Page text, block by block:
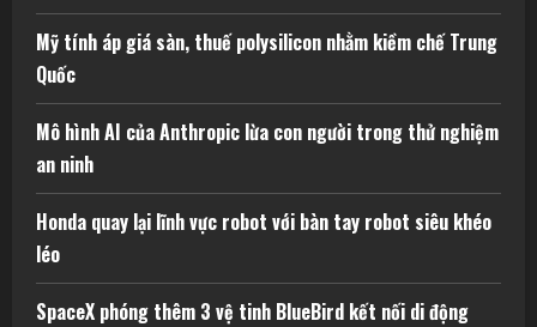
Mỹ tính áp giá sàn, thuế polysilicon nhằm kiềm chế Trung
Quốc
Mô hình AI của Anthropic lừa con người trong thử nghiệm
an ninh
Honda quay lại lĩnh vực robot với bàn tay robot siêu khéo
léo
SpaceX phóng thêm 3 vệ tinh BlueBird kết nối di động